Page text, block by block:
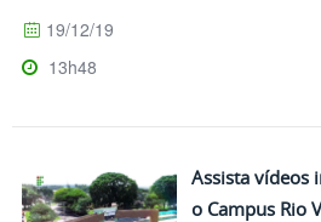
19/12/19
13h48
Assista vídeos
o Campus Rio